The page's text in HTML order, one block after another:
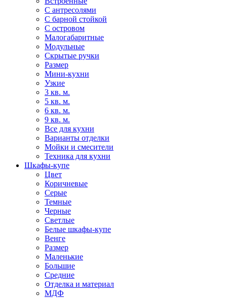
С антресолями
С барной стойкой
С островом
Малогабаритные
Модульные
Скрытые ручки
Размер
Мини-кухни
Узкие
3 кв. м.
5 кв. м.
6 кв. м.
9 кв. м.
Все для кухни
Варианты отделки
Мойки и смесители
Техника для кухни
Шкафы-купе
Цвет
Коричневые
Серые
Темные
Черные
Светлые
Белые шкафы-купе
Венге
Размер
Маленькие
Большие
Средние
Отделка и материал
МДФ